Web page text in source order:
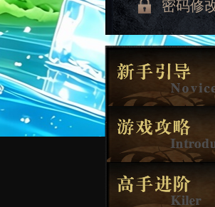
密码修